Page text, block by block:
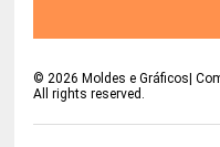
© 2026 Moldes e Gráficos|
All rights reserved.